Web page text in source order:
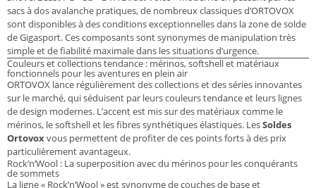
sacs à dos avalanche pratiques, de nombreux classiques d’ORTOVOX
sont disponibles à des conditions exceptionnelles dans la zone de solde
de Gigasport. Ces composants sont synonymes de manipulation très
simple et de fiabilité maximale dans les situations d’urgence.
Couleurs et collections tendance : mérinos, softshell et matériaux
fonctionnels pour les aventures en plein air
ORTOVOX lance régulièrement des collections et des séries innovantes
sur le marché, qui séduisent par leurs couleurs tendance et leurs lignes
de design modernes. L’accent est mis sur des matériaux comme le
mérinos, le softshell et les fibres synthétiques élastiques. LesSoldes
Ortovoxvous permettent de profiter de ces points forts à des prix
particulièrement avantageux.
Rock’n’Wool : La superposition avec du mérinos pour les conquérants
de sommets
La ligne « Rock’n’Wool » est synonyme de couches de base et